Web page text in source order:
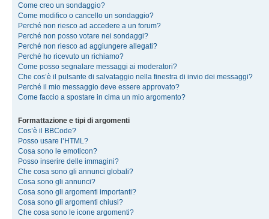
Come creo un sondaggio?
Come modifico o cancello un sondaggio?
Perché non riesco ad accedere a un forum?
Perché non posso votare nei sondaggi?
Perché non riesco ad aggiungere allegati?
Perché ho ricevuto un richiamo?
Come posso segnalare messaggi ai moderatori?
Che cos’è il pulsante di salvataggio nella finestra di invio dei messaggi?
Perché il mio messaggio deve essere approvato?
Come faccio a spostare in cima un mio argomento?
Formattazione e tipi di argomenti
Cos’è il BBCode?
Posso usare l’HTML?
Cosa sono le emoticon?
Posso inserire delle immagini?
Che cosa sono gli annunci globali?
Cosa sono gli annunci?
Cosa sono gli argomenti importanti?
Cosa sono gli argomenti chiusi?
Che cosa sono le icone argomenti?